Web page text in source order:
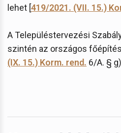
lehet [419/2021. (VII. 15.)
A Településtervezési
szintén az országos
(IX. 15.) Korm. rend. 6/A. §